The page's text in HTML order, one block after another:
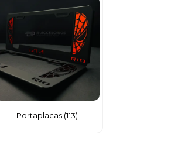
Portaplacas (113)